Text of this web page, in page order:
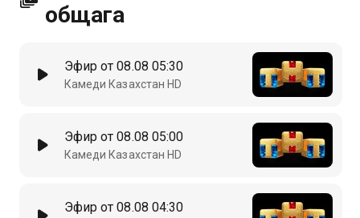
общага
Эфир от 08.08 05:30
Камеди Казахстан HD
Эфир от 08.08 05:00
Камеди Казахстан HD
Эфир от 08.08 04:30